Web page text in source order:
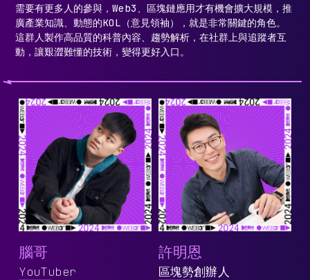
腦哥
YouTuber
許明恩
區塊勢創辦人
需要有更多人的參與，Web3、區塊鏈應用才有機會擴大規模，推
廣產業知識、動態的KOL（意見領袖），就是非常關鍵的角色。
這群人製作高品質的科普內容、趨勢解析，在社群上與追蹤者互
動，讓艱澀難懂的技術，變得更好入口。